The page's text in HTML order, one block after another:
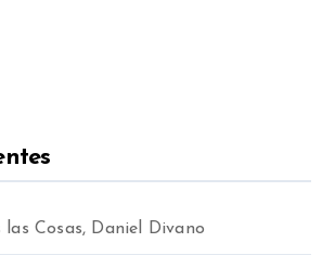
las Cosas, Daniel Divano